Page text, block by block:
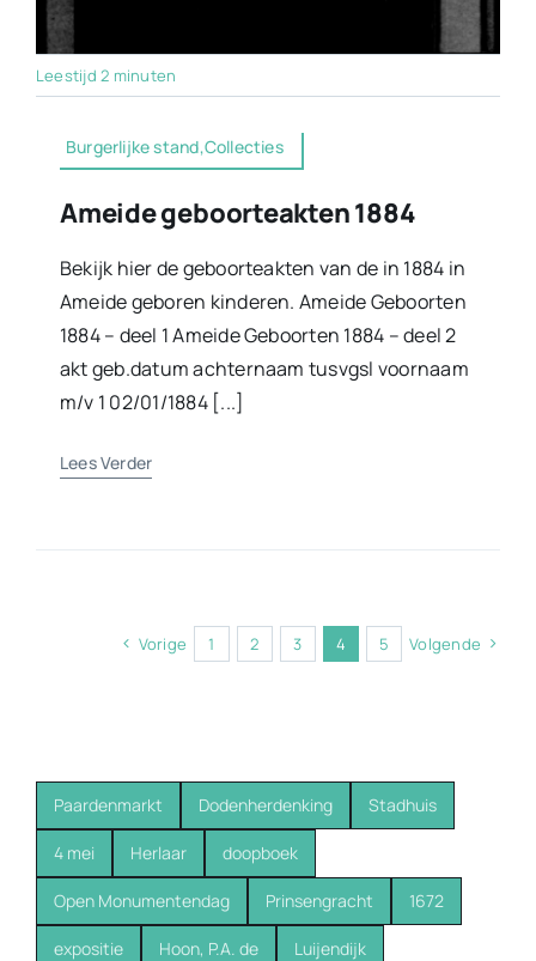
Leestijd 2 minuten
Burgerlijke stand,Collecties
Ameide geboorteakten 1884
Bekijk hier de geboorteakten van de in 1884 in
Ameide geboren kinderen. Ameide Geboorten
1884 – deel 1 Ameide Geboorten 1884 – deel 2
akt geb.datum achternaam tusvgsl voornaam
m/v 1 02/01/1884 [...]
Lees Verder
Vorige 1 2 3 4 5 Volgende
Paardenmarkt Dodenherdenking Stadhuis
4 mei Herlaar doopboek
Open Monumentendag Prinsengracht 1672
expositie Hoon, P.A. de Luijendijk